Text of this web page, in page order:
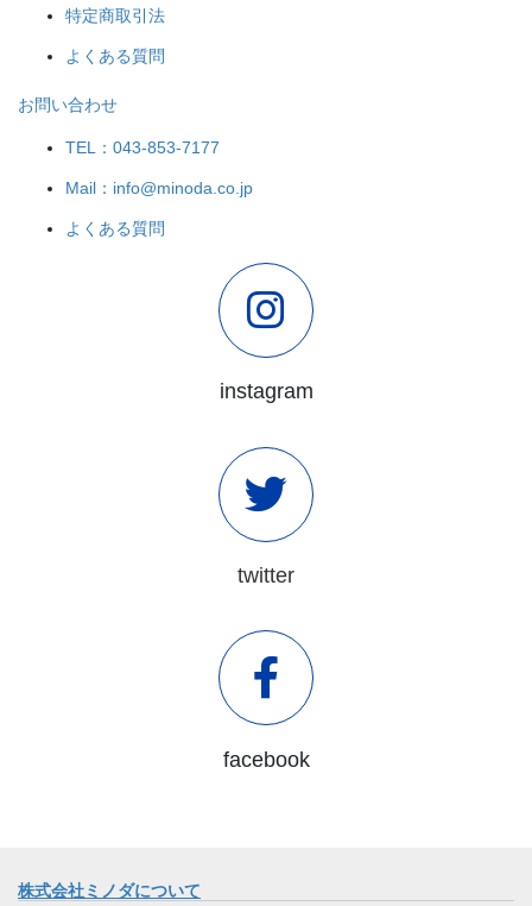
特定商取引法
よくある質問
お問い合わせ
TEL：043-853-7177
Mail：info@minoda.co.jp
よくある質問
instagram
twitter
facebook
株式会社ミノダについて